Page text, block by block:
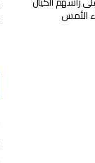
الأمس